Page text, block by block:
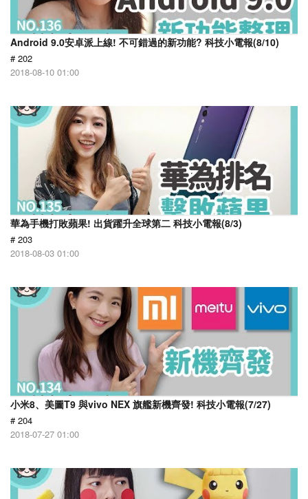
Android 9.0安卓派上線! 不可錯過的新功能? 科技小電報(8/10)
# 202
2018-08-10 01:00
華為手機打敗蘋果! 出貨躍升全球第二 科技小電報(8/3)
# 203
2018-08-03 01:00
小米8、美圖T9 與vivo NEX 旗艦新機齊發! 科技小電報(7/27)
# 204
2018-07-27 01:00